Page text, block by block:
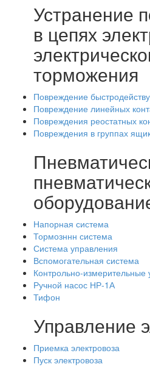
Устранение
в цепях
торможения
Повреждение
Повреждение линейных
Повреждения реостатных
Повреждения в группах
Напорная система
Тормозннн система
Система управления
Вспомогательная система
Контрольно-измерительные
Ручной насос НР-1А
Тифон
Управление
Приемка электровоза
Пуск электровоза